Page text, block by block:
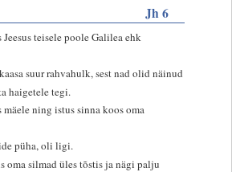
Jh 6
Jeesus teisele poole Galilea ehk
suur rahvahulk, sest nad olid näinud
haigetele tegi.
mäele ning istus sinna koos oma
püha, oli ligi.
oma silmad üles tõstis ja nägi palju